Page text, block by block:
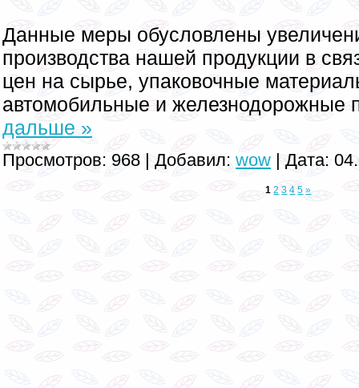
Данные меры обусловлены
производства нашей продукции в
цен на сырье, упаковочные
автомобильные и железнодорожные
дальше »
Просмотров: 968 Добавил: wow Дата:
1 2 3 4 5 »